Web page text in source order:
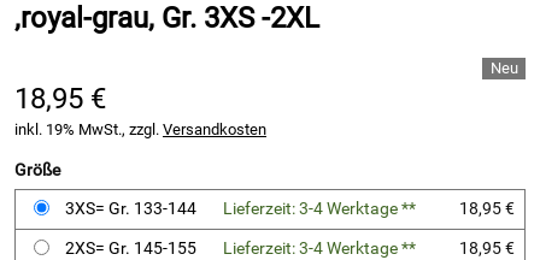
,royal-grau, Gr. 3XS -2XL
18,95 €
inkl. 19% MwSt., zzgl. Versandkosten
Größe
3XS= Gr. 133-144
Lieferzeit: 3-4 Werktage **
18,95 €
2XS= Gr. 145-155
Lieferzeit: 3-4 Werktage **
18,95 €